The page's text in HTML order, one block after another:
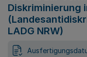
Diskriminierung
LADG NRW)